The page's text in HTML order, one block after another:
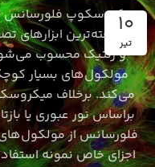
10
تیرپیشرفته‌ترین
و ژنتیک محسوب
مولکول‌های بسیار
می‌کند. برخلاف
براساس نور عبوری یا
فلورسانس از
اجزای خاص نمونه